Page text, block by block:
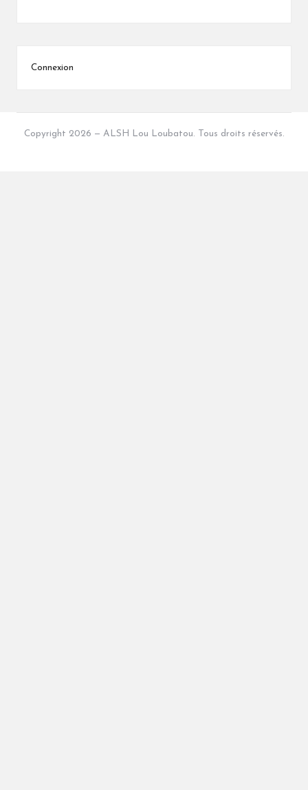
Connexion
Copyright 2026 — ALSH Lou Loubatou. Tous droits réservés.